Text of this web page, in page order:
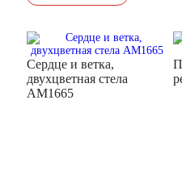
Сердце и ветка,
двухцветная стела
AM1665